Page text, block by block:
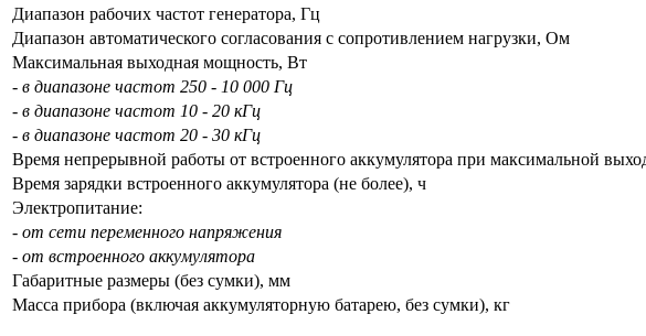
Диапазон рабочих частот генератора, Гц
Диапазон автоматического согласования с сопротивлением нагрузки, Ом
Максимальная выходная мощность, Вт
- в диапазоне частот 250 - 10 000 Гц
- в диапазоне частот 10 - 20 кГц
- в диапазоне частот 20 - 30 кГц
Время непрерывной работы от встроенного аккумулятора при максимальной
Время зарядки встроенного аккумулятора (не более), ч
Электропитание:
- от сети переменного напряжения
- от встроенного аккумулятора
Габаритные размеры (без сумки), мм
Масса прибора (включая аккумуляторную батарею, без сумки), кг